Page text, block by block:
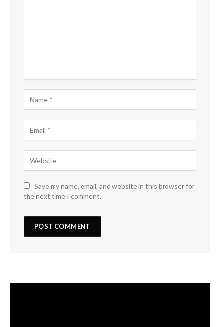
Save my name, email, and website in this browser for
the next time I comment.